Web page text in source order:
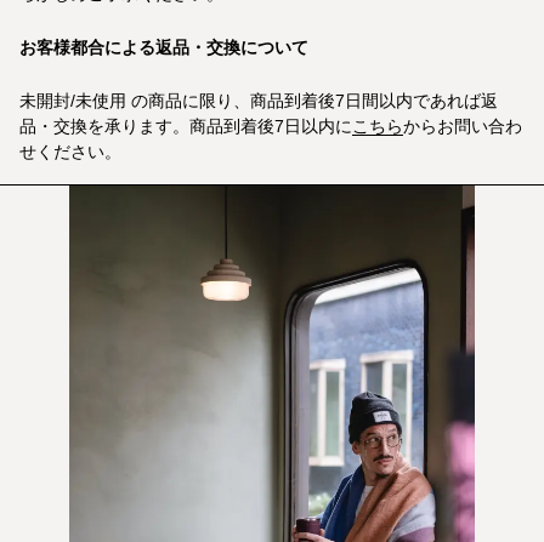
お客様都合による返品・交換について
未開封/未使用 の商品に限り、商品到着後7日間以内であれば返
品・交換を承ります。商品到着後7日以内に こちらからお問い合わ
せください。